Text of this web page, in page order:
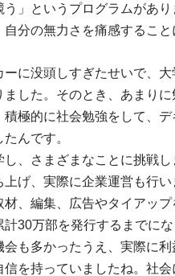
う」というプログラムがあ
分の無力さを痛感すること
に没頭しすぎたせいで、
した。そのとき、あまりに
積極的に社会勉強をして、
んです。
、さまざまなことに挑戦
上げ、実際に企業運営も行
材、編集、広告やタイアッ
30万部を発行するまでに
会も多かったうえ、実際に
信を持っていましたね。社